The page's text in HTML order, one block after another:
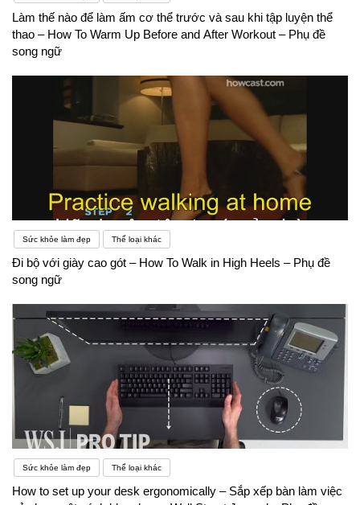
Làm thế nào để làm ấm cơ thể trước và sau khi tập luyện thể
thao – How To Warm Up Before and After Workout – Phụ đề
song ngữ
Sức khỏe làm đẹp Thể loại khác
Đi bộ với giày cao gót – How To Walk in High Heels – Phụ đề
song ngữ
Sức khỏe làm đẹp Thể loại khác
How to set up your desk ergonomically – Sắp xếp bàn làm việc